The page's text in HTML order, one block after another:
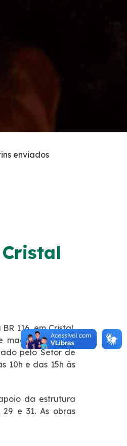
enviados
116, em Cristal,
macaqueamento
pelo Setor de
10h e das 15h às
da estrutura
e 31. As obras